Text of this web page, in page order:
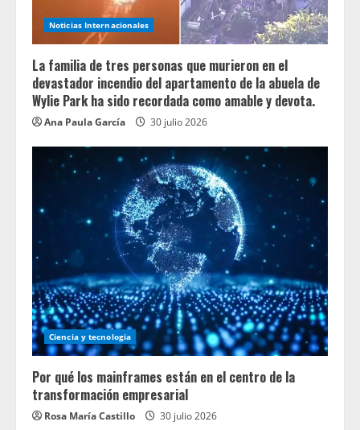
Noticias Internacionales
La familia de tres personas que murieron en el
devastador incendio del apartamento de la abuela de
Wylie Park ha sido recordada como amable y devota.
Ana Paula García 30 julio 2026
Ciencia y tecnologia
Por qué los mainframes están en el centro de la
transformación empresarial
Rosa María Castillo 30 julio 2026